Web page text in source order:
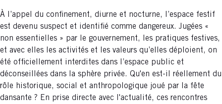
À l’appel du confinement, diurne et nocturne, l’espace festif
est devenu suspect et identifié comme dangereux. Jugées «
non essentielles » par le gouvernement, les pratiques festives,
et avec elles les activités et les valeurs qu’elles déploient, on
été officiellement interdites dans l’espace public et
déconseillées dans la sphère privée. Qu'en est-il réellement du
rôle historique, social et anthropologique joué par la fête
dansante ? En prise directe avec l'actualité, ces rencontres